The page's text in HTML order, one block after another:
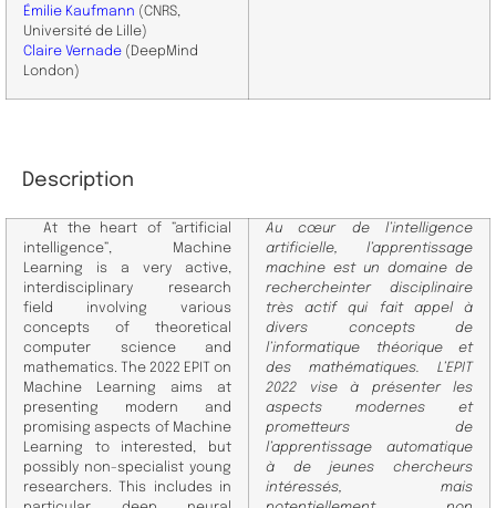
Émilie Kaufmann (CNRS,
Université de Lille)
Claire Vernade (DeepMind
London)
Description
At the heart of ”artificial
intelligence”, Machine
Learning is a very active,
interdisciplinary research
field involving various
concepts of theoretical
computer science and
mathematics. The 2022 EPIT on
Machine Learning aims at
presenting modern and
promising aspects of Machine
Learning to interested, but
possibly non-specialist young
researchers. This includes in
Au cœur de l’intelligence
artificielle, l’apprentissage
machine est un domaine de
rechercheinter disciplinaire
très actif qui fait appel à
divers concepts de
l’informatique théorique et
des mathématiques. L’EPIT
2022 vise à présenter les
aspects modernes et
prometteurs de
l’apprentissage automatique
à de jeunes chercheurs
intéressés, mais